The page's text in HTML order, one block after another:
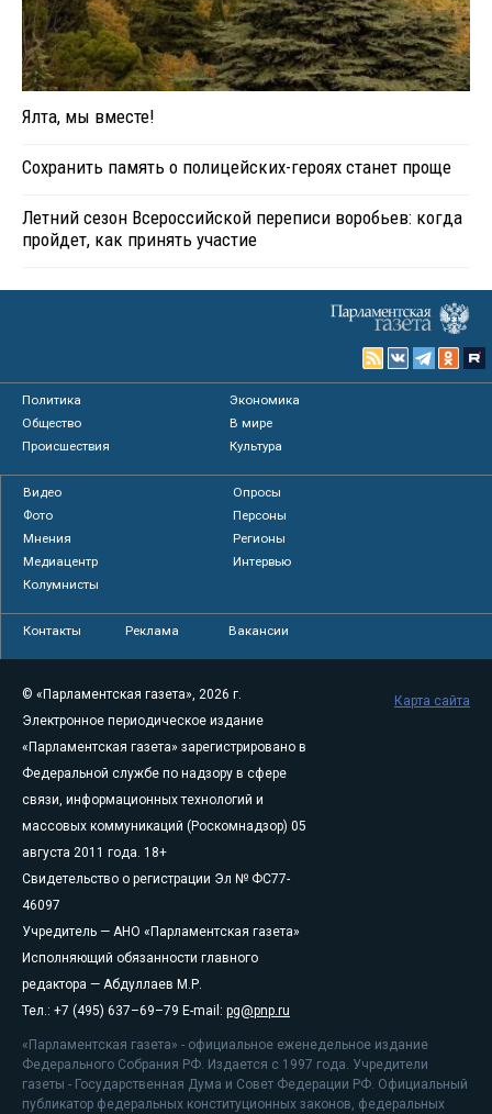
Ялта, мы вместе!
Сохранить память о полицейских-героях станет проще
Летний сезон Всероссийской переписи воробьев: когда
пройдет, как принять участие
Политика
Экономика
Общество
В мире
Происшествия
Культура
Видео
Опросы
Фото
Персоны
Мнения
Регионы
Медиацентр
Интервью
Колумнисты
Контакты Реклама Вакансии
© «Парламентская газета», 2026 г.
Электронное периодическое издание
«Парламентская газета» зарегистрировано в
Федеральной службе по надзору в сфере
связи, информационных технологий и
массовых коммуникаций (Роскомнадзор) 05
августа 2011 года. 18+
Свидетельство о регистрации Эл № ФС77-
46097
Учредитель — АНО «Парламентская газета»
Исполняющий обязанности главного
редактора — Абдуллаев М.Р.
Тел.: +7 (495) 637–69–79 E-mail: pg@pnp.ru
«Парламентская газета» - официальное еженедельное издание
Федерального Собрания РФ. Издается с 1997 года. Учредители
газеты - Государственная Дума и Совет Федерации РФ. Официальный
публикатор федеральных конституционных законов, федеральных
Карта сайта